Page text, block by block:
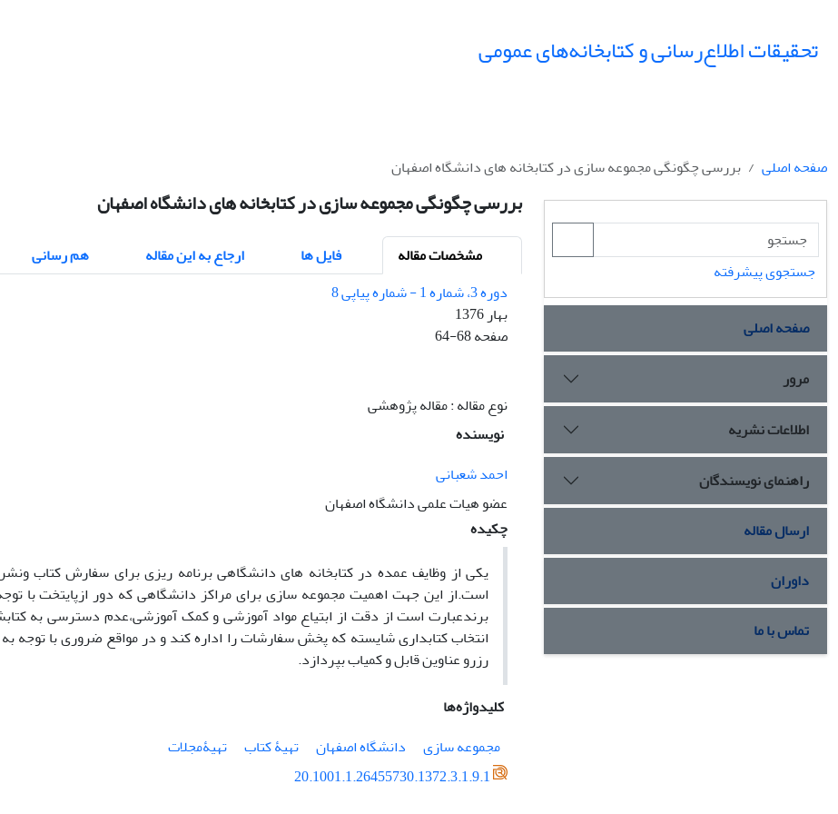
تحقیقات اطلاع‌رسانی و کتابخانه‌های عمومی
صفحه اصلی بررسی چگونگی مجموعه سازی در کتابخانه های دانشگاه اصفهان
بررسی چگونگی مجموعه سازی در کتابخانه های دانشگاه اصفهان
مشخصات مقاله فایل ها ارجاع به این مقاله هم رسانی
دوره 3، شماره 1 - شماره پیاپی 8
بهار 1376
صفحه64-68
نوع مقاله : مقاله پژوهشی
نویسنده
احمد شعبانی
عضو هیات علمی دانشگاه اصفهان
چکیده
یکی از وظایف عمده در کتابخانه های دانشگاهی برنامه ریزی برای سفارش کتاب
است.از این جهت اهمیت مجموعه سازی برای مراکز دانشگاهی که دور ازپایتخت با
برندعبارت است از دقت از ابتیاع مواد آموزشی و کمک آموزشی،عدم دسترسی به
انتخاب کتابداری شایسته که پخش سفارشات را اداره کند و در مواقع ضروری با توجه به
رزرو عناوین قابل و کمیاب بپردازد.
کلیدواژه‌ها
مجموعه سازی
دانشگاه اصفهان تهیۀ کتاب
تهیۀمجلات
20.1001.1.26455730.1372.3.1.9.1
جستجوی پیشرفته
صفحه اصلی
مرور
اطلاعات نشریه
راهنمای نویسندگان
ارسال مقاله
داوران
تماس با ما